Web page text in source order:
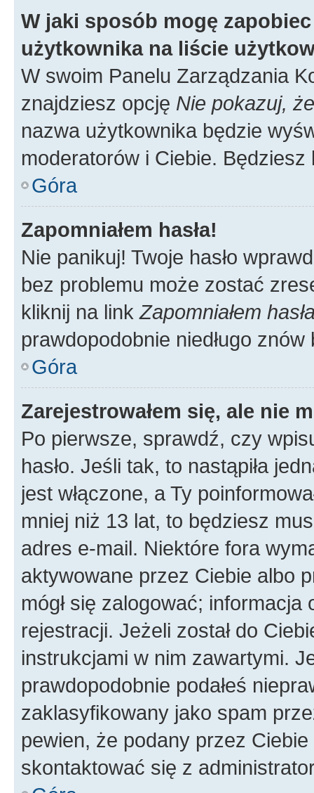
W jaki sposób mogę
użytkownika na liście
W swoim Panelu Zarządzania
znajdziesz opcję Nie pokazuj,
nazwa użytkownika będzie
moderatorów i Ciebie.
Góra
Zapomniałem hasła!
Nie panikuj! Twoje hasło
bez problemu może zostać
kliknij na linkZapomniałem
prawdopodobnie niedługo
Góra
Zarejestrowałem się, ale nie
Po pierwsze, sprawdź, czy
hasło. Jeśli tak, to nastąpiła
jest włączone, a Ty
mniej niż 13 lat, to będziesz
adres e-mail. Niektóre fora
aktywowane przez Ciebie albo
mógł się zalogować;
rejestracji. Jeżeli został do
instrukcjami w nim zawartymi.
prawdopodobnie podałeś
zaklasyfikowany jako spam
pewien, że podany przez
skontaktować się z